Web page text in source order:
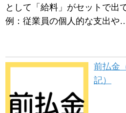
として「給料」がセットで出
例：従業員の個人的な支出
前払金
記）